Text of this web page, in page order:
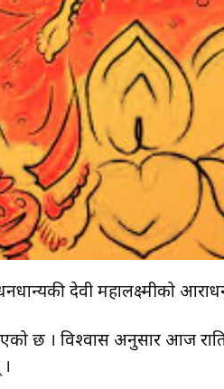
देवी महालक्ष्मीको
छ । विश्वास अनुसार आज